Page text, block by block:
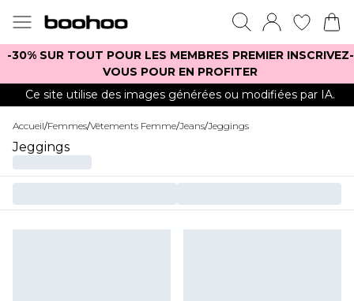
-30% SUR TOUT POUR LES MEMBRES PREMIER INSCRIVEZ-
VOUS POUR EN PROFITER
Ce site utilise des images générées ou modifiées par IA.
Accueil/Femmes/Vêtements Femme/Jeans/Jeggings
Jeggings